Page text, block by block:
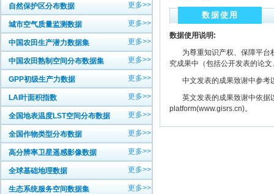
自然保护区分布数据 更多>>
城市空气质量监测数据 更多>>
中国农田生产潜力数据集 更多>>
中国农田熟制空间分布数据集 更多>>
GPP初级生产力数据 更多>>
LAI叶面积指数 更多>>
全国地表温度LST空间分布数据 更多>>
全国作物类型分布数据 更多>>
高分辨率卫星遥感影像数据 更多>>
全球基础地理数据 更多>>
生态系统服务空间数据集 更多>>
数据使用
数据使用说明:
为尊重知识产权、保障平台
究成果中（包括公开发表的论
中文发表的成果致谢中参考
英文发表的成果致谢中依据
platform(www.gisrs.cn)。